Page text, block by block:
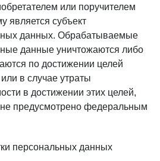
или поручителем
является субъект
данных. Обрабатываемые
данные уничтожаются либо
по достижении целей
в случае утраты
в достижении этих целей,
предусмотрено федеральным
персональных данных